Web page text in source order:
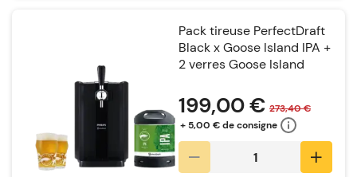
Pack tireuse PerfectDraft
Black x Goose Island IPA +
2 verres Goose Island
199,00 € 273,40 €
+ 5,00 € de consigne